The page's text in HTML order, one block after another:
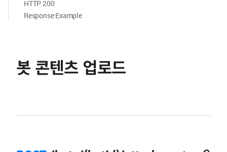
봇 콘텐츠 업로드
HTTP 200
Response Example